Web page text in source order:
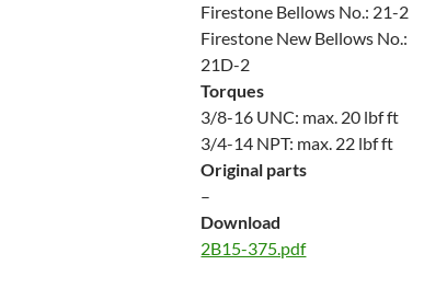
Firestone Bellows No.: 21-2
Firestone New Bellows No.:
21D-2
Torques
3/8-16 UNC: max. 20 lbf ft
3/4-14 NPT: max. 22 lbf ft
Original parts
–
Download
2B15-375.pdf